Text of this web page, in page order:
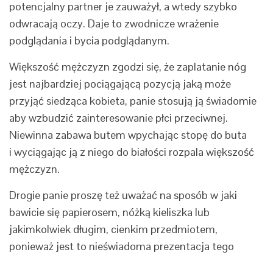
potencjalny partner je zauważył, a wtedy szybko
odwracają oczy. Daje to zwodnicze wrażenie
podglądania i bycia podglądanym.
Większość mężczyzn zgodzi się, że zaplatanie nóg
jest najbardziej pociągającą pozycją jaką może
przyjąć siedząca kobieta, panie stosują ją świadomie
aby wzbudzić zainteresowanie płci przeciwnej.
Niewinna zabawa butem wpychając stopę do buta
i wyciągając ją z niego do białości rozpala większość
mężczyzn.
Drogie panie proszę też uważać na sposób w jaki
bawicie się papierosem, nóżką kieliszka lub
jakimkolwiek długim, cienkim przedmiotem,
ponieważ jest to nieświadoma prezentacja tego